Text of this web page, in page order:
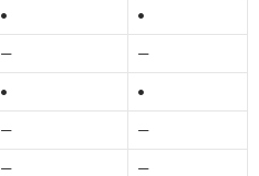
• •
— —
• •
— —
— —